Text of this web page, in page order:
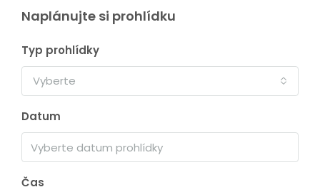
Naplánujte si prohlídku
Typ prohlídky
Vyberte
Datum
Čas